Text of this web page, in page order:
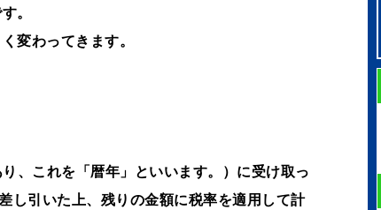
。
変わってきます。
、これを「暦年」といいます。）に受け取っ
し引いた上、残りの金額に税率を適用して計